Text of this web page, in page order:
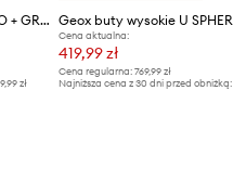
Geox buty wysokie U GRANITO + GRIP B A
zł
Cena aktualna:
419,99 zł
Cena regularna: 769,99 zł
Najniższa cena z 30 dni przed obniżką: